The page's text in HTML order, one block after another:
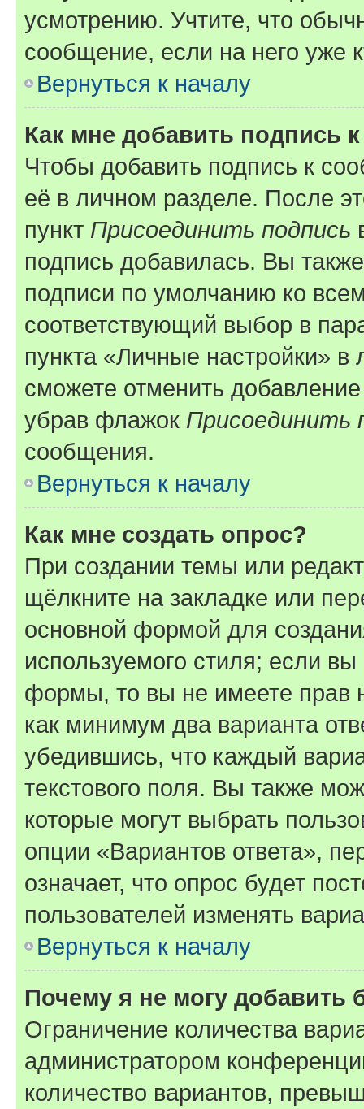
усмотрению. Учтите, что
сообщение, если на него уже
Вернуться к началу
Как мне добавить подпись
Чтобы добавить подпись к
её в личном разделе. После
пункт Присоединить подпись
подпись добавилась. Вы
подписи по умолчанию ко
соответствующий выбор в
пункта «Личные настройки»
сможете отменить
убрав флажок Присоединить
сообщения.
Вернуться к началу
Как мне создать опрос?
При создании темы или
щёлкните на закладке или
основной формой для
используемого стиля; если
формы, то вы не имеете прав
как минимум два варианта
убедившись, что каждый
текстового поля. Вы также
которые могут выбрать
опции «Вариантов ответа»,
означает, что опрос будет
пользователей изменять
Вернуться к началу
Почему я не могу добавить
Ограничение количества
администратором
количество вариантов,